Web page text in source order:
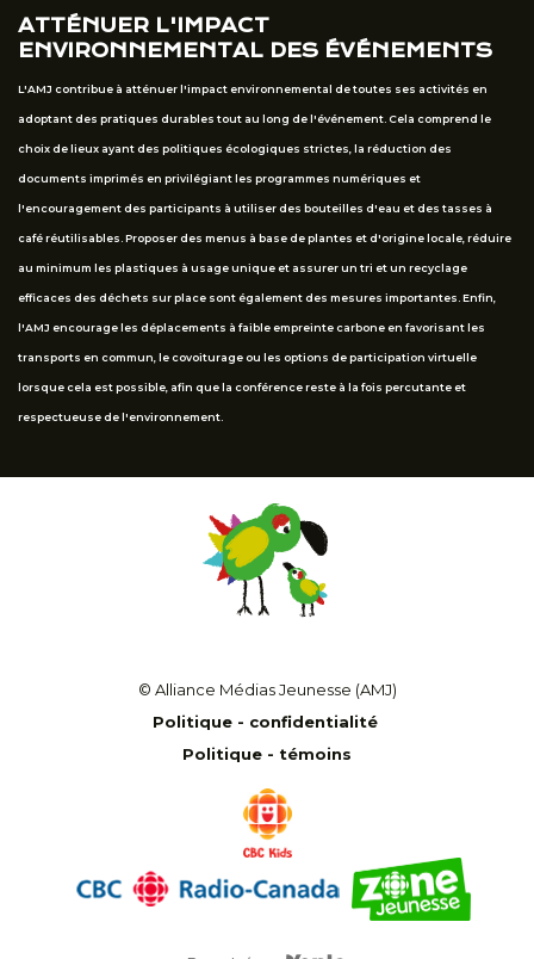
ATTÉNUER L'IMPACT
ENVIRONNEMENTAL DES ÉVÉNEMENTS
L'AMJ contribue à atténuer l'impact environnemental de toutes ses activités en
adoptant des pratiques durables tout au long de l'événement. Cela comprend le
choix de lieux ayant des politiques écologiques strictes, la réduction des
documents imprimés en privilégiant les programmes numériques et
l'encouragement des participants à utiliser des bouteilles d'eau et des tasses à
café réutilisables. Proposer des menus à base de plantes et d'origine locale, réduire
au minimum les plastiques à usage unique et assurer un tri et un recyclage
efficaces des déchets sur place sont également des mesures importantes. Enfin,
l'AMJ encourage les déplacements à faible empreinte carbone en favorisant les
transports en commun, le covoiturage ou les options de participation virtuelle
lorsque cela est possible, afin que la conférence reste à la fois percutante et
respectueuse de l'environnement.
© Alliance Médias Jeunesse (AMJ)
Politique - confidentialité
Politique - témoins